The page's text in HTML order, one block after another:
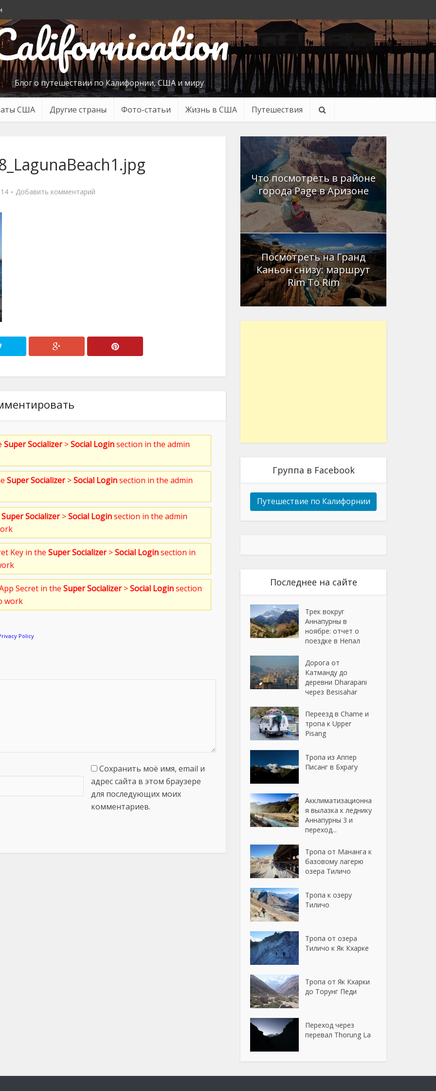
Блог о путешествии по Калифорнии, США и миру
США Другие страны Фото-статьи Жизнь в США Путешествия
Добавить комментарий
Super Socializer>Social Loginsection in the admin
Super Socializer>Social Loginsection in the admin
Super Socializer>Social Loginsection in the admin
Key in the Super Socializer>Social Loginsection in
Secret in the Super Socializer>Social Loginsection
work
Policy
Сохранить моё имя, email и
адрес сайта в этом браузере
для последующих моих
комментариев.
Что посмотреть в районе
города Page в Аризоне
Посмотреть на Гранд
Каньон снизу: маршрут
Rim To Rim
Группа в Facebook
Путешествие по Калифорнии
Последнее на сайте
Трек вокруг
Аннапурны в
ноябре: отчет о
поездке в Непал
Дорога от
Катманду до
деревни Dharapani
через Besisahar
Переезд в Chame и
тропа к Upper
Pisang
Тропа из Аппер
Писанг в Бхрагу
Акклиматизационна
я вылазка к леднику
Аннапурны 3 и
переход...
Тропа от Мананга к
базовому лагерю
озера Тиличо
Тропа к озеру
Тиличо
Тропа от озера
Тиличо к Як Кхарке
Тропа от Як Кхарки
до Торунг Педи
Переход через
перевал Thorung La